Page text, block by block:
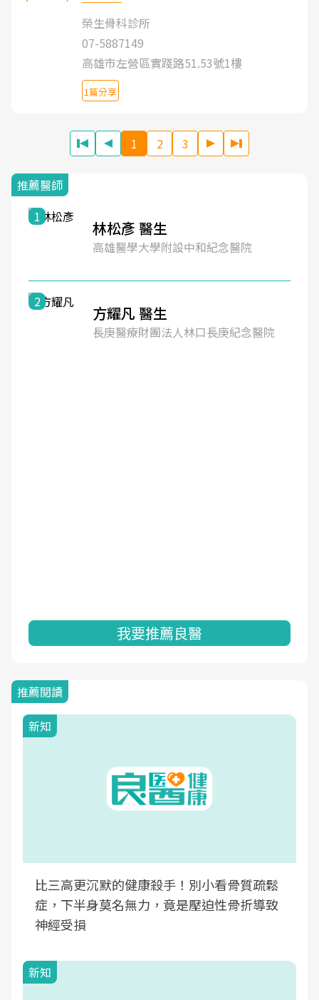
榮生骨科診所
07-5887149
高雄市左營區實踐路51.53號1樓
1篇分享
1 2 3
推薦醫師
1
林松彥 醫生
高雄醫學大學附設中和紀念醫院
2
方耀凡 醫生
長庚醫療財團法人林口長庚紀念醫院
我要推薦良醫
推薦閱讀
新知
比三高更沉默的健康殺手！別小看骨質疏鬆
症，下半身莫名無力，竟是壓迫性骨折導致
神經受損
新知